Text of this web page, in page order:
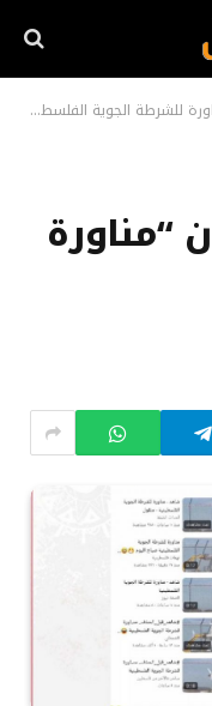
للشرطة الجوية الفلسطينية”
“مناورة